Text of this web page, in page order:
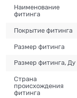
Наименование
фитинга
Покрытие фитинга
Размер фитинга
Размер фитинга, Ду
Страна
происхождения
фитинга